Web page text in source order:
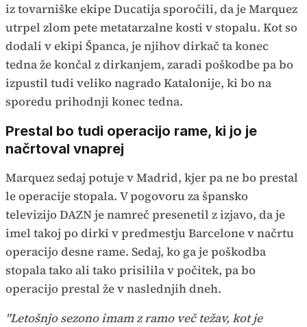
iz tovarniške ekipe Ducatija sporočili, da je Marquez
utrpel zlom pete metatarzalne kosti v stopalu. Kot so
dodali v ekipi Španca, je njihov dirkač ta konec
tedna že končal z dirkanjem, zaradi poškodbe pa bo
izpustil tudi veliko nagrado Katalonije, ki bo na
sporedu prihodnji konec tedna.
Prestal bo tudi operacijo rame, ki jo je
načrtoval vnaprej
Marquez sedaj potuje v Madrid, kjer pa ne bo prestal
le operacije stopala. V pogovoru za špansko
televizijo DAZN je namreč presenetil z izjavo, da je
imel takoj po dirki v predmestju Barcelone v načrtu
operacijo desne rame. Sedaj, ko ga je poškodba
stopala tako ali tako prisilila v počitek, pa bo
operacijo prestal že v naslednjih dneh.
"Letošnjo sezono imam z ramo več težav, kot je